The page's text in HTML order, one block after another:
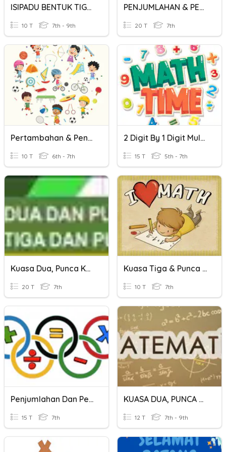
ISIPADU BENTUK TIGA DIMENSI
10 T 7th - 9th
PENJUMLAHAN & PENGURANGAN ALJABAR
20 T 7th
Pertambahan & Pengurangan
10 T 6th - 7th
2 Digit By 1 Digit Multiplication
15 T 5th - 7th
Kuasa Dua, Punca Kuasa Dua, Kuasa Tiga Dan Punca Kuasa Tiga
20 T 7th
Kuasa Tiga & Punca Kuasa Tiga
10 T 7th
Penjumlahan Dan Pengurangan Bentuk Aljabar
15 T 7th
KUASA DUA, PUNCA KUASA DUA, KUASA TIGA DAN PUNCA KUASA TIGA.
12 T 7th - 9th